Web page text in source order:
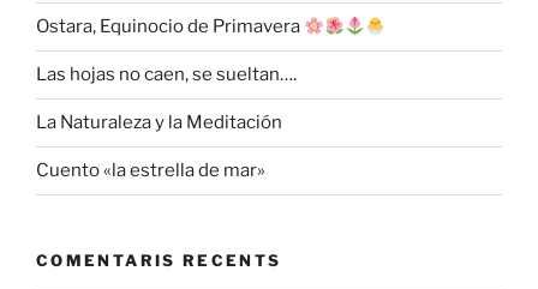
Ostara, Equinocio de Primavera
Las hojas no caen, se sueltan….
La Naturaleza y la Meditación
Cuento «la estrella de mar»
COMENTARIS RECENTS